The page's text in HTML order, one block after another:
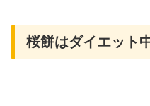
桜餅はダイエット